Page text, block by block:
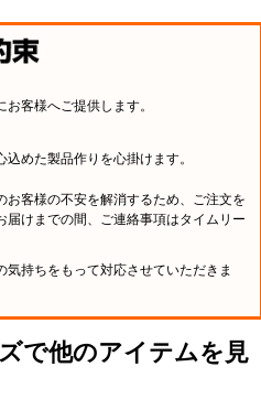
客様へご提供します。
めた製品作りを心掛けます。
お客様の不安を解消するため、ご注文を
届けまでの間、ご連絡事項はタイムリー
気持ちをもって対応させていただきま
で他のアイテムを見